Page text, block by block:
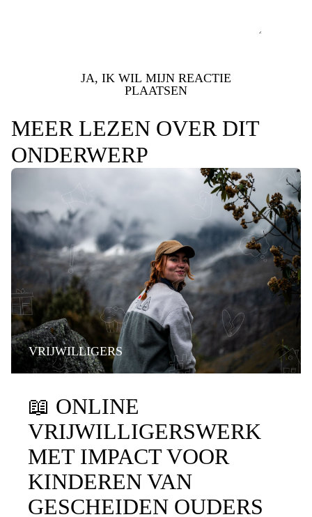
JA, IK WIL MIJN REACTIE
PLAATSEN
MEER LEZEN OVER DIT
ONDERWERP
VRIJWILLIGERS
📖 ONLINE
VRIJWILLIGERSWERK
MET IMPACT VOOR
KINDEREN VAN
GESCHEIDEN OUDERS